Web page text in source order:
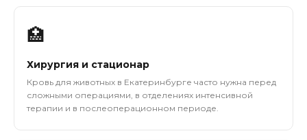
🏥
Хирургия и стационар
Кровь для животных в Екатеринбурге часто нужна перед
сложными операциями, в отделениях интенсивной
терапии и в послеоперационном периоде.